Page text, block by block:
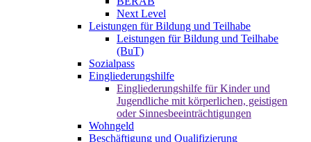
Next Level
Leistungen für Bildung und Teilhabe
Leistungen für Bildung und Teilhabe
(BuT)
Sozialpass
Eingliederungshilfe
Eingliederungshilfe für Kinder und
Jugendliche mit körperlichen, geistigen
oder Sinnesbeeinträchtigungen
Wohngeld
Beschäftigung und Qualifizierung